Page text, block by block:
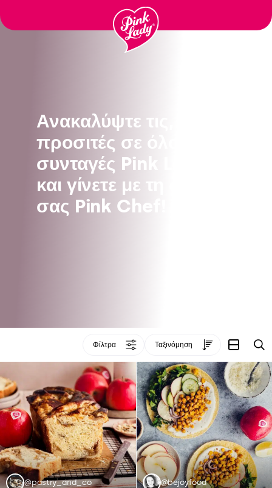
στα
Ανακαλύψτε τις,
προσιτές σε όλους,
συνταγές Pink Lady®
και γίνετε με τη σειρά
σας Pink Chef!
Φίλτρα Ταξινόμηση
@pastry_and_co @bejoyfood